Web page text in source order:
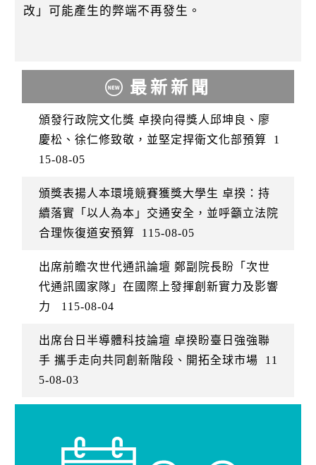
改」可能產生的弊端不再發生。
最新新聞
頒發行政院文化獎 卓揆向得獎人邱坤良、廖
慶松、徐仁修致敬，並堅定捍衛文化部預算
1
15-08-05
頒獎表揚人本環境競賽獲獎大學生 卓揆：持
續落實「以人為本」交通安全，並呼籲立法院
合理恢復道安預算
115-08-05
出席前瞻次世代通訊論壇 鄭副院長盼「次世
代通訊國家隊」在國際上發揮創新實力及影響
力
115-08-04
出席台日半導體科技論壇 卓揆盼臺日強強聯
手 攜手走向共同創新階段、開拓全球市場
11
5-08-03